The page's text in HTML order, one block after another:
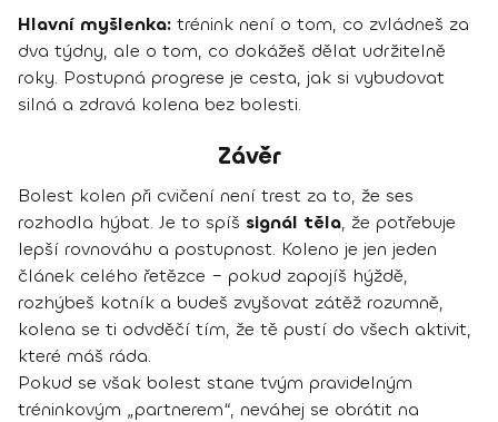
Hlavní myšlenka: trénink není o tom, co zvládneš za
dva týdny, ale o tom, co dokážeš dělat udržitelně
roky. Postupná progrese je cesta, jak si vybudovat
silná a zdravá kolena bez bolesti.
Závěr
Bolest kolen při cvičení není trest za to, že ses
rozhodla hýbat. Je to spíš signál těla, že potřebuje
lepší rovnováhu a postupnost. Koleno je jen jeden
článek celého řetězce – pokud zapojíš hýždě,
rozhýbeš kotník a budeš zvyšovat zátěž rozumně,
kolena se ti odvděčí tím, že tě pustí do všech aktivit,
které máš ráda.
Pokud se však bolest stane tvým pravidelným
tréninkovým „partnerem“, neváhej se obrátit na